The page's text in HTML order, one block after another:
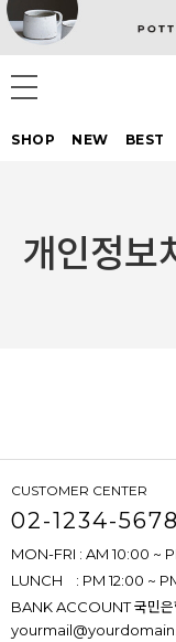
SHOP NEW BEST
개인정보
CUSTOMER CENTER
02-1234-5678
MON-FRI : AM 10:00 ~
LUNCH : PM 12:00 ~
BANK ACCOUNT국민